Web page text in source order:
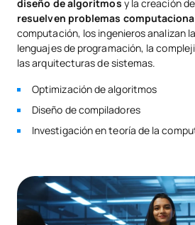
diseño de algoritmos y la creación de
resuelven problemas
computación, los ingenieros analizan
lenguajes de programación, la
las arquitecturas de sistemas.
Optimización de algoritmos
Diseño de compiladores
Investigación en teoría de la